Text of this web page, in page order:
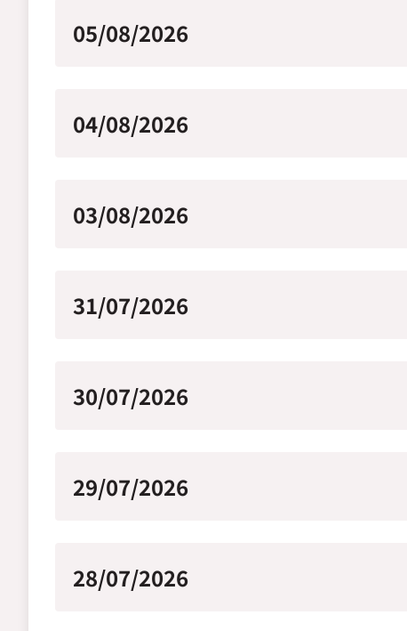
05/08/2026
04/08/2026
03/08/2026
31/07/2026
30/07/2026
29/07/2026
28/07/2026